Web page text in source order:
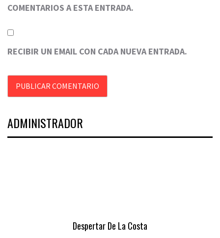
COMENTARIOS A ESTA ENTRADA.
RECIBIR UN EMAIL CON CADA NUEVA ENTRADA.
ADMINISTRADOR
Despertar De La Costa